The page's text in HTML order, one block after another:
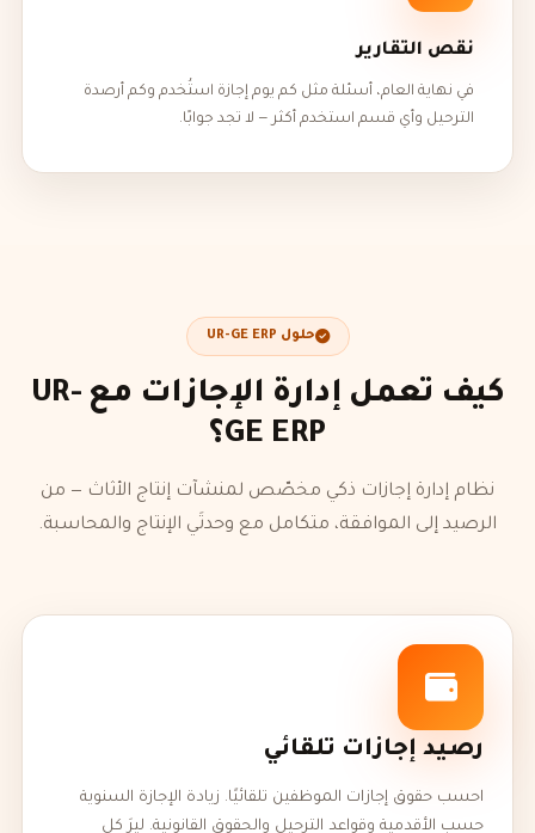
نقص التقارير
في نهاية العام، أسئلة مثل كم يوم إجازة استُخدم وكم أرصدة
الترحيل وأي قسم استخدم أكثر — لا تجد جوابًا.
حلول UR-GE ERP
كيف تعمل إدارة الإجازات مع UR-
GE ERP؟
نظام إدارة إجازات ذكي مخصّص لمنشآت إنتاج الأثاث — من
الرصيد إلى الموافقة، متكامل مع وحدتَي الإنتاج والمحاسبة.
رصيد إجازات تلقائي
احسب حقوق إجازات الموظفين تلقائيًا. زيادة الإجازة السنوية
حسب الأقدمية وقواعد الترحيل والحقوق القانونية. ليرَ كل